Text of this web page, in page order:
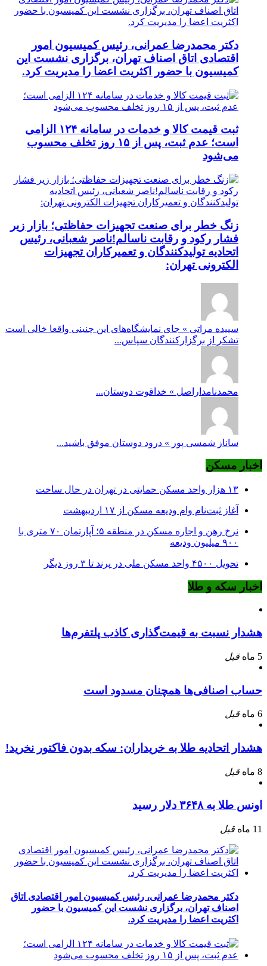
دکتر محمدرضا عمرانی، رئیس کمیسیون امور
اقتصادی اتاق اصناف تهران، برگزاری نشست این
کمیسیون با حضور اکثریت اعضا را مدیریت کرد.
ثبت قیمت کالا و خدمات در سامانه ۱۲۴ الزامی
است؛ عدم ثبت، پس از ۱۵ روز تخلف محسوب
می‌شود
زنگ خطر برای صنعت تجهیزات حفاظتی؛ بازار زیر
فشار رکود و رقابت ناسالم!ناصر شعبانی، رئیس
اتحادیه تولیدکنندگان و تعمیرکاران تجهیزات
الکترونی تهران:
سپیده مراتی » جای نمایشگاه‌های این چنینی واقعا خالی است
تشکر از برگزارکنندگان سپاس...
محمدنامداراصل » خداقوت دوستان...
ساناز شمسی پور » درود دوستان موفق باشید...
اخبار مسکن
۱۳ هزار واحد مسکن حمایتی در تهران در حال ساخت
آغاز ثبت‌نام وام ودیعه مسکن از ۱۷ اردیبهشت
نرخ‌ رهن و اجاره مسکن در منطقه ۵؛ آپارتمان ۷۰ متری با
۹۰۰ میلیون ودیعه
تحویل ۴۵۰۰ واحد مسکن ملی در پرند تا ۳ روز دیگر
اخبار سکه و طلا
هشدار نسبت به قیمت‌گذاری کاذب پلتفرم‌ها
5 ماه قبل
حساب اصنافی‌ها همچنان مسدود است
6 ماه قبل
هشدار اتحادیه طلا به خریداران: سکه بدون فاکتور نخرید!
8 ماه قبل
اونس طلا به ۳۶۴۸ دلار رسید
11 ماه قبل
دکتر محمدرضا عمرانی، رئیس کمیسیون امور اقتصادی اتاق
اصناف تهران، برگزاری نشست این کمیسیون با حضور
اکثریت اعضا را مدیریت کرد.